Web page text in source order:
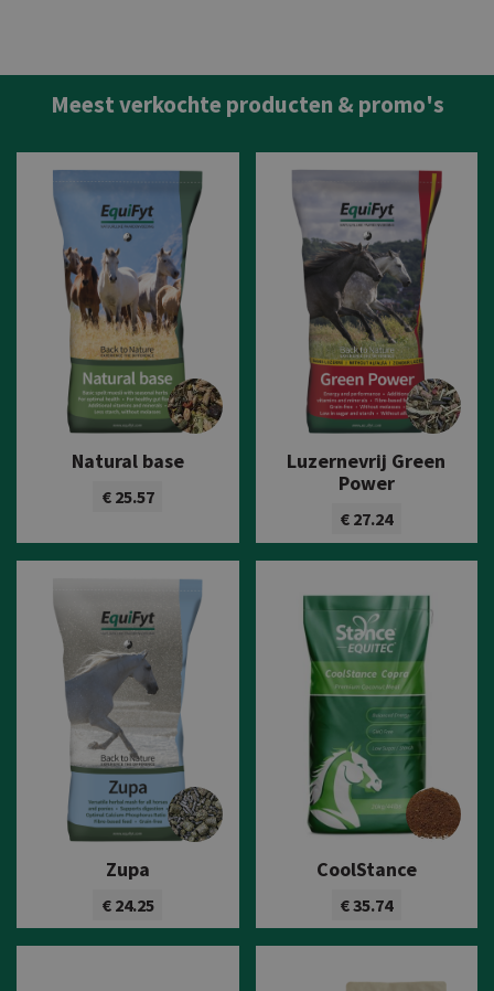
Meest verkochte producten & promo's
Natural base
€ 25.57
Luzernevrij Green
Power
€ 27.24
Bekijk product
Zupa
€ 24.25
Bekijk product
CoolStance
€ 35.74
Bekijk product